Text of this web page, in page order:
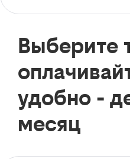
Выберите
удобно -
месяц